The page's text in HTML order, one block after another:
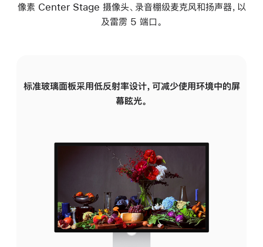
像素 Center Stage 摄像头、录音棚级麦克风和扬声器，以
及雷雳 5 端口。
标准玻璃面板采用低反射率设计，可减少使用环境中的屏
幕眩光。